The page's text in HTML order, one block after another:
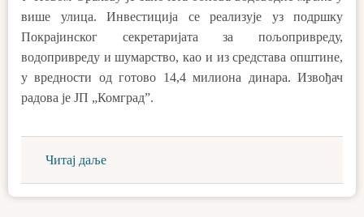
више улица. Инвестиција се реализује уз подршку
Покрајинског секретаријата за пољопривреду,
водопривреду и шумарство, као и из средстава општине,
у вредности од готово 14,4 милиона динара. Извођач
радова је ЈП „Комград”.
Читај даље